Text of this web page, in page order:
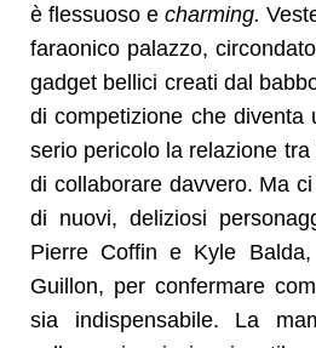
è flessuoso e charming.
faraonico palazzo,
gadget bellici creati dal
di competizione che diventa
serio pericolo la relazione
di collaborare davvero. Ma
di nuovi, deliziosi
Pierre Coffin e Kyle
Guillon, per confermare
sia indispensabile. La